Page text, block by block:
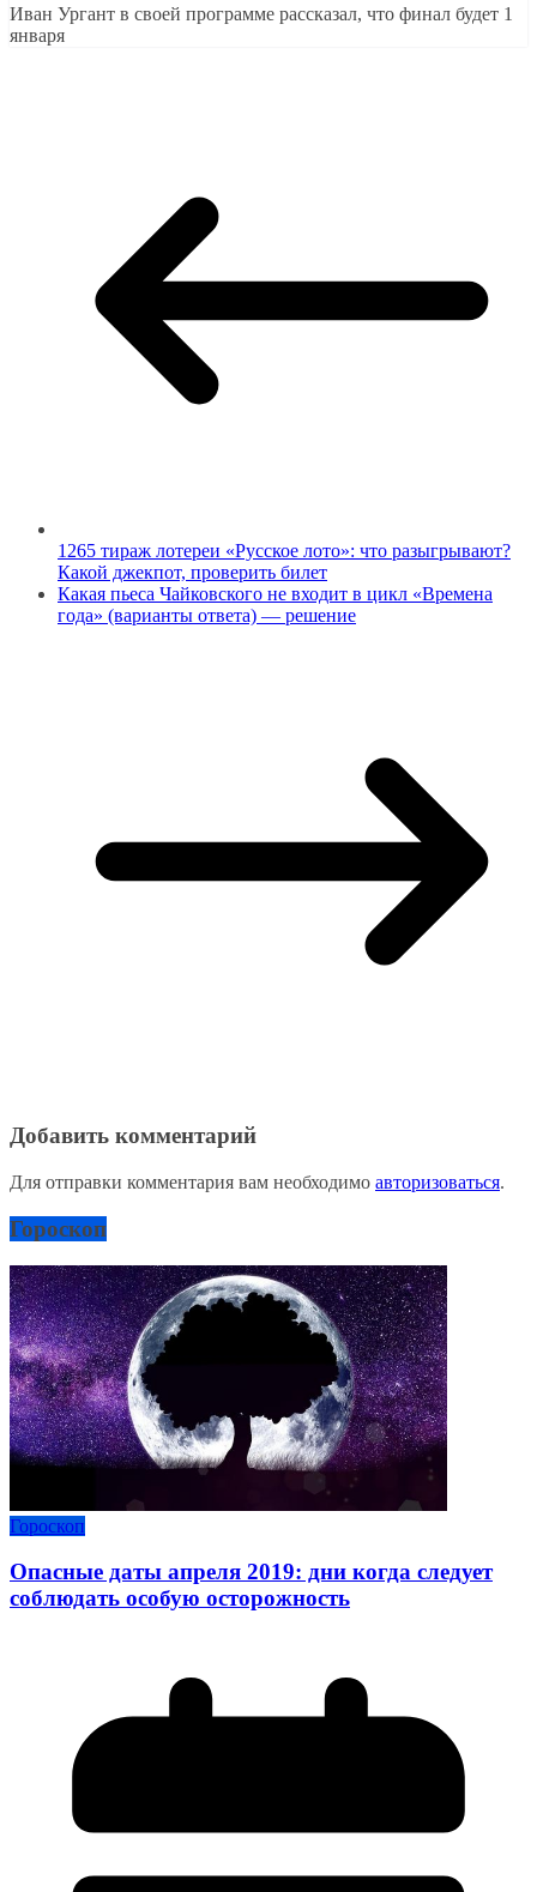
Иван Ургант в своей программе рассказал, что финал будет 1
января
1265 тираж лотереи «Русское лото»: что разыгрывают?
Какой джекпот, проверить билет
Какая пьеса Чайковского не входит в цикл «Времена
года» (варианты ответа) — решение
Добавить комментарий
Для отправки комментария вам необходимо авторизоваться.
Гороскоп
Гороскоп
Опасные даты апреля 2019: дни когда следует
соблюдать особую осторожность